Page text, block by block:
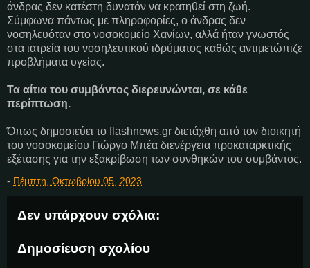
άνδρας δεν κατέστη δυνατόν να κρατηθεί στη ζωή.
Σύμφωνα πάντως με πληροφορίες, ο άνδρας δεν
νοσηλευόταν στο νοσοκομείο Χανίων, αλλά ήταν γνωστός
στα ιατρεία του νοσηλευτικού ιδρύματος καθώς αντιμετώπιζε
προβλήματα υγείας.
Τα αίτια του συμβάντος διερευνώνται, σε κάθε
περίπτωση.
Όπως δημοσιεύει το flashnews.gr διετάχθη από τον διοικητή
του νοσοκομείου Γιώργο Μπέα διενέργεια προκαταρκτικής
εξέτασης για την εξακρίβωση των συνθηκών του συμβάντος.
- Πέμπτη, Οκτωβρίου 05, 2023
Δεν υπάρχουν σχόλια:
Δημοσίευση σχολίου